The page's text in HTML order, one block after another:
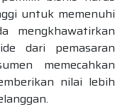
untuk memenuhi
mengkhawatirkan
dari pemasaran
memecahkan
nilai lebih